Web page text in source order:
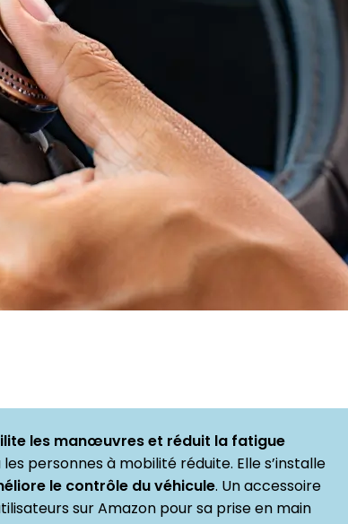
les manœuvres et réduit la fatigue
personnes à mobilité réduite. Elle s’installe
le contrôle du véhicule. Un accessoire
sur Amazon pour sa prise en main